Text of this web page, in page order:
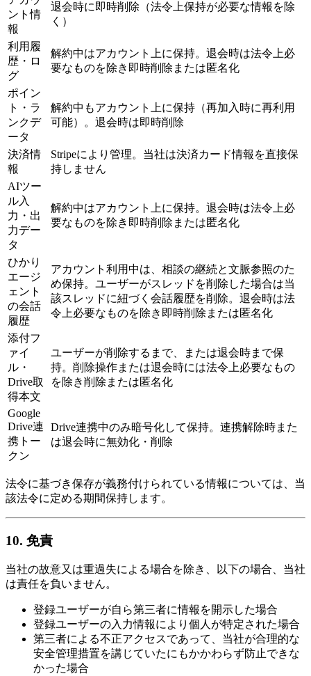
ント情
報
退会時に即時削除（法令上保持が必要な情報を除
く）
利用履
歴・ロ
グ
解約中はアカウント上に保持。退会時は法令上必
要なものを除き即時削除または匿名化
ポイン
ト・ラ
ンクデ
ータ
解約中もアカウント上に保持（再加入時に再利用
可能）。退会時は即時削除
決済情
報
Stripeにより管理。当社は決済カード情報を直接保
持しません
AIツー
ル入
力・出
力デー
タ
解約中はアカウント上に保持。退会時は法令上必
要なものを除き即時削除または匿名化
ひかり
エージ
ェント
の会話
履歴
アカウント利用中は、相談の継続と文脈参照のた
め保持。ユーザーがスレッドを削除した場合は当
該スレッドに紐づく会話履歴を削除。退会時は法
令上必要なものを除き即時削除または匿名化
添付フ
ァイ
ル・
Drive取
得本文
ユーザーが削除するまで、または退会時まで保
持。削除操作または退会時には法令上必要なもの
を除き削除または匿名化
Google
Drive連
携トー
クン
Drive連携中のみ暗号化して保持。連携解除時また
は退会時に無効化・削除
法令に基づき保存が義務付けられている情報については、当
該法令に定める期間保持します。
10. 免責
当社の故意又は重過失による場合を除き、以下の場合、当社
は責任を負いません。
登録ユーザーが自ら第三者に情報を開示した場合
登録ユーザーの入力情報により個人が特定された場合
第三者による不正アクセスであって、当社が合理的な
安全管理措置を講じていたにもかかわらず防止できな
かった場合